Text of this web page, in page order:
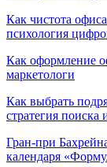
Как чистота
психология
Как оформление
маркетологи
Как выбрать
стратегия поиска
Гран-при
календаря